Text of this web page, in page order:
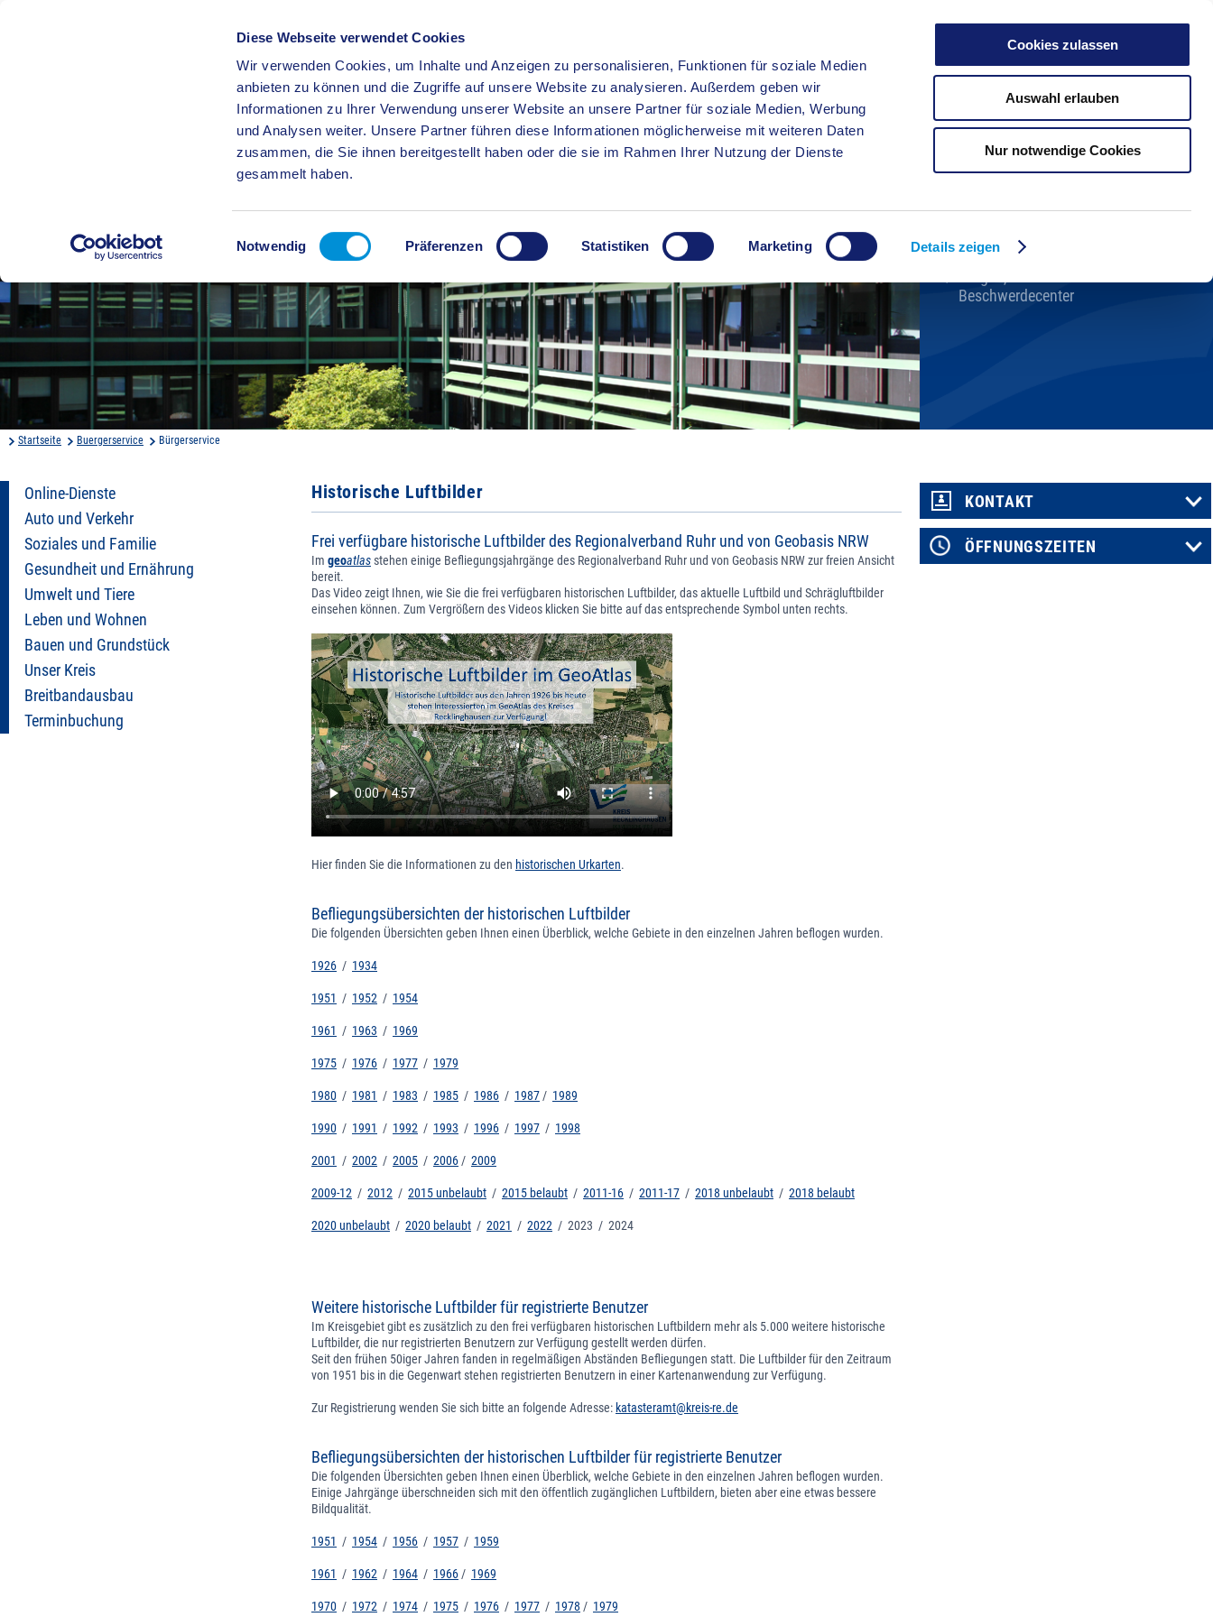
Diese Webseite verwendet Cookies
Wir verwenden Cookies, um Inhalte und Anzeigen zu personalisieren, Funktionen für soziale Medien
anbieten zu können und die Zugriffe auf unsere Website zu analysieren. Außerdem geben wir
Informationen zu Ihrer Verwendung unserer Website an unsere Partner für soziale Medien, Werbung
und Analysen weiter. Unsere Partner führen diese Informationen möglicherweise mit weiteren Daten
zusammen, die Sie ihnen bereitgestellt haben oder die sie im Rahmen Ihrer Nutzung der Dienste
gesammelt haben.
Einwilligungsauswahl
Notwendig Präferenzen Statistiken Marketing Details zeigen
Cookies zulassen
Auswahl erlauben
Nur notwendige Cookies
BÜRGERSERVICE KREISHAUS WIRTSCHAFT BILDUNG
Kreisverwaltung A-Z
Karriere beim Kreis
Beschwerdecenter
Startseite Buergerservice Bürgerservice
Online-Dienste
Auto und Verkehr
Soziales und Familie
Gesundheit und Ernährung
Umwelt und Tiere
Leben und Wohnen
Bauen und Grundstück
Unser Kreis
Breitbandausbau
Terminbuchung
Historische Luftbilder
Frei verfügbare historische Luftbilder des Regionalverband Ruhr und von Geobasis NRW
Im geoatlasstehen einige Befliegungsjahrgänge des Regionalverband Ruhr und von Geobasis NRW zur freien Ansicht
bereit.
Das Video zeigt Ihnen, wie Sie die frei verfügbaren historischen Luftbilder, das aktuelle Luftbild und Schrägluftbilder
einsehen können. Zum Vergrößern des Videos klicken Sie bitte auf das entsprechende Symbol unten rechts.
Hier finden Sie die Informationen zu den historischen Urkarten.
Befliegungsübersichten der historischen Luftbilder
Die folgenden Übersichten geben Ihnen einen Überblick, welche Gebiete in den einzelnen Jahren beflogen wurden.
1926 / 1934
1951 / 1952 / 1954
1961 / 1963 / 1969
1975 / 1976 / 1977 / 1979
1980 / 1981 / 1983 / 1985 / 1986 / 1987 / 1989
1990 / 1991 / 1992 / 1993 / 1996 / 1997 / 1998
2001 / 2002 / 2005 / 2006 / 2009
2009-12 / 2012 / 2015 unbelaubt / 2015 belaubt / 2011-16 / 2011-17 / 2018 unbelaubt / 2018 belaubt
2020 unbelaubt / 2020 belaubt / 2021 / 2022 / 2023 / 2024
Weitere historische Luftbilder für registrierte Benutzer
Im Kreisgebiet gibt es zusätzlich zu den frei verfügbaren historischen Luftbildern mehr als 5.000 weitere historische
Luftbilder, die nur registrierten Benutzern zur Verfügung gestellt werden dürfen.
Seit den frühen 50iger Jahren fanden in regelmäßigen Abständen Befliegungen statt. Die Luftbilder für den Zeitraum
von 1951 bis in die Gegenwart stehen registrierten Benutzern in einer Kartenanwendung zur Verfügung.
Zur Registrierung wenden Sie sich bitte an folgende Adresse: katasteramt@kreis-re.de
Befliegungsübersichten der historischen Luftbilder für registrierte Benutzer
Die folgenden Übersichten geben Ihnen einen Überblick, welche Gebiete in den einzelnen Jahren beflogen wurden.
Einige Jahrgänge überschneiden sich mit den öffentlich zugänglichen Luftbildern, bieten aber eine etwas bessere
Bildqualität.
1951 / 1954 / 1956 / 1957 / 1959
1961 / 1962 / 1964 / 1966 / 1969
1970 / 1972 / 1974 / 1975 / 1976 / 1977 / 1978 / 1979
KONTAKT
ÖFFNUNGSZEITEN